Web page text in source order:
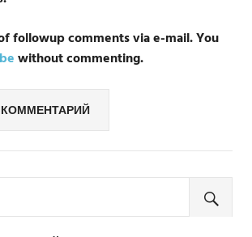
followup comments via e-mail. You
without commenting.